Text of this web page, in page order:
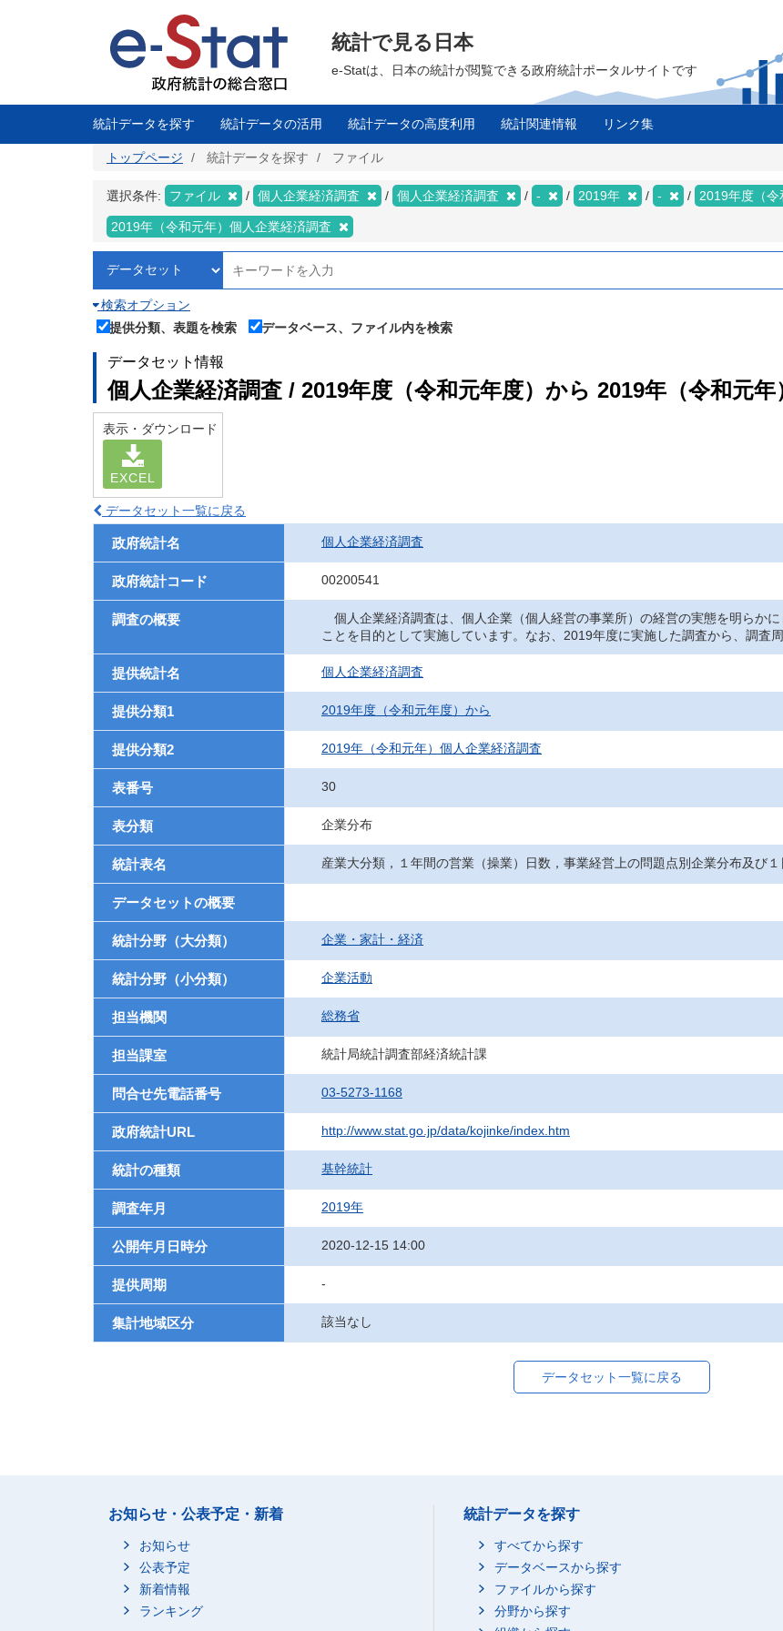
に
統計で見る日本
e-Statは、日本の統計が閲覧できる政府統計ポータルサイトです
統計データを探す 統計データの活用 統計データの高度利用 統計関連情報 リンク集
トップページ 統計データを探す ファイル
選択条件: ファイル 個人企業経済調査 個人企業経済調査 - 2019年 - 2019年度（令
2019年（令和元年）個人企業経済調査
検索オプション
提供分類、表題を検索
データベース、ファイル内を検索
データセット情報
個人企業経済調査 / 2019年度（令和元年度）から 2019年（令和元
表示・ダウンロード
EXCEL
データセット一覧に戻る
政府統計名 個人企業経済調査
政府統計コード 00200541
調査の概要
個人企業経済調査は、個人企業（個人経営の事業所）の経営の実態を明らか
ことを目的として実施しています。なお、2019年度に実施した調査から、調査
提供統計名 個人企業経済調査
提供分類1 2019年度（令和元年度）から
提供分類2 2019年（令和元年）個人企業経済調査
表番号 30
表分類 企業分布
統計表名 産業大分類，１年間の営業（操業）日数，事業経営上の問題点別企業分布及び
データセットの概要
統計分野（大分類） 企業・家計・経済
統計分野（小分類） 企業活動
担当機関 総務省
担当課室 統計局統計調査部経済統計課
問合せ先電話番号 03-5273-1168
政府統計URL http://www.stat.go.jp/data/kojinke/index.htm
統計の種類 基幹統計
調査年月 2019年
公開年月日時分 2020-12-15 14:00
提供周期 -
集計地域区分 該当なし
データセット一覧に戻る
お知らせ・公表予定・新着
お知らせ
公表予定
新着情報
ランキング
統計データを探す
すべてから探す
データベースから探す
ファイルから探す
分野から探す